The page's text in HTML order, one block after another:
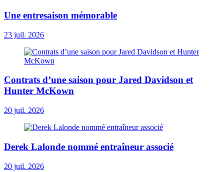
Une entresaison mémorable
23 juil. 2026
Contrats d’une saison pour Jared Davidson et
Hunter McKown
20 juil. 2026
Derek Lalonde nommé entraîneur associé
20 juil. 2026